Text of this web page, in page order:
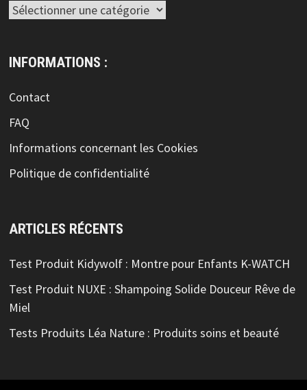
Catégories
INFORMATIONS :
Contact
FAQ
Informations concernant les Cookies
Politique de confidentialité
ARTICLES RÉCENTS
Test Produit Kidywolf : Montre pour Enfants K-WATCH
Test Produit NUXE : Shampoing Solide Douceur Rêve de
Miel
Tests Produits Léa Nature : Produits soins et beauté